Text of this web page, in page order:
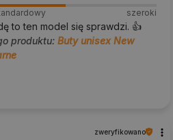
szeroki
to ten model się sprawdzi. 👍️
produktu: Buty unisex New
zweryfikowano